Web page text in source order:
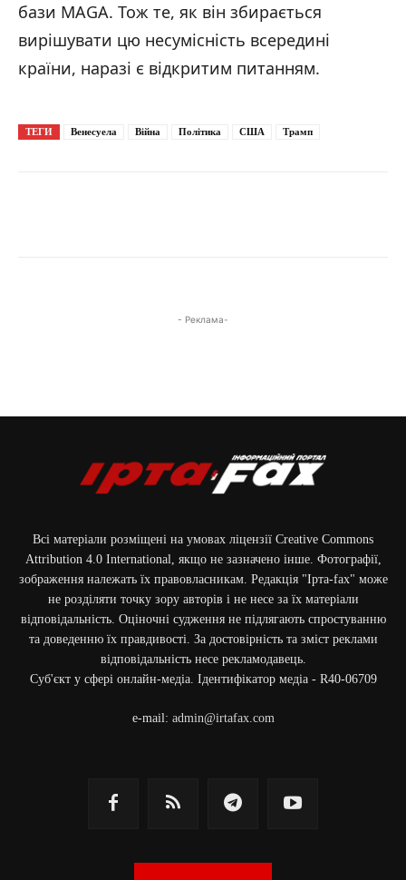
бази MAGA. Тож те, як він збирається
вирішувати цю несумісність всередині
країни, наразі є відкритим питанням.
ТЕГИ Венесуела Війна Політика США Трамп
- Реклама-
Всі матеріали розміщені на умовах ліцензії Creative Commons
Attribution 4.0 International, якщо не зазначено інше. Фотографії,
зображення належать їх правовласникам. Редакція "Ірта-fax" може
не розділяти точку зору авторів і не несе за їх матеріали
відповідальність. Оціночні судження не підлягають спростуванню
та доведенню їх правдивості. За достовірність та зміст реклами
відповідальність несе рекламодавець.
Cуб'єкт у сфері онлайн-медіа. Ідентифікатор медіа - R40-06709
e-mail: admin@irtafax.com